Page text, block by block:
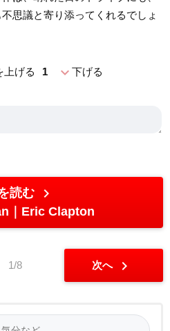
思議と寄り添ってくれるでしょ
上げる 1 expand_more下げる
読む chevron_right
Eric Clapton
1/8 次へ chevron_right